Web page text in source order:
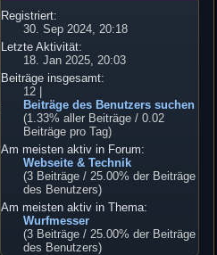
Registriert:
30. Sep 2024, 20:18
Letzte Aktivität:
18. Jan 2025, 20:03
Beiträge insgesamt:
12 |
Beiträge des Benutzers suchen
(1.33% aller Beiträge / 0.02
Beiträge pro Tag)
Am meisten aktiv in Forum:
Webseite & Technik
(3 Beiträge / 25.00% der Beiträge
des Benutzers)
Am meisten aktiv in Thema:
Wurfmesser
(3 Beiträge / 25.00% der Beiträge
des Benutzers)